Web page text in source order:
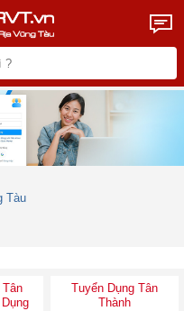
Tàu
Tuyển Dụng Tân
Thành